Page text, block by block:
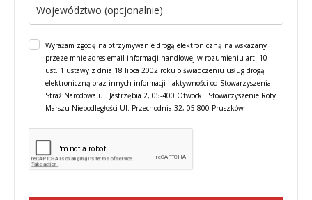
Wyrażam zgodę na otrzymywanie drogą elektroniczną na wskazany
przeze mnie adres email informacji handlowej w rozumieniu art. 10
ust. 1 ustawy z dnia 18 lipca 2002 roku o świadczeniu usług drogą
elektroniczną oraz innych informacji i aktywności od Stowarzyszenia
Straż Narodowa ul. Jastrzębia 2, 05-400 Otwock i Stowarzyszenie Roty
Marszu Niepodległości Ul. Przechodnia 32, 05-800 Pruszków